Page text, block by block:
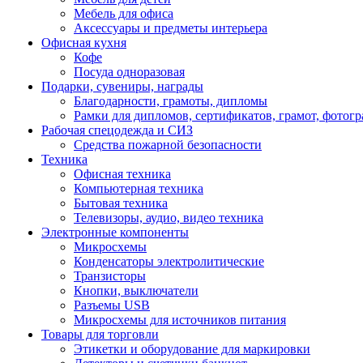
Мебель для офиса
Аксессуары и предметы интерьера
Офисная кухня
Кофе
Посуда одноразовая
Подарки, сувениры, награды
Благодарности, грамоты, дипломы
Рамки для дипломов, сертификатов, грамот,
Рабочая спецодежда и СИЗ
Средства пожарной безопасности
Техника
Офисная техника
Компьютерная техника
Бытовая техника
Телевизоры, аудио, видео техника
Электронные компоненты
Микросхемы
Конденсаторы электролитические
Транзисторы
Кнопки, выключатели
Разъемы USB
Микросхемы для источников питания
Товары для торговли
Этикетки и оборудование для маркировки